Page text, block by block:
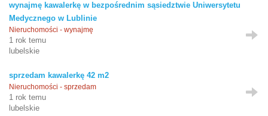
wynajmę kawalerkę w bezpośrednim sąsiedztwie Uniwersytetu
Medycznego w Lublinie
Nieruchomości - wynajmę
1 rok temu
lubelskie
sprzedam kawalerkę 42 m2
Nieruchomości - sprzedam
1 rok temu
lubelskie